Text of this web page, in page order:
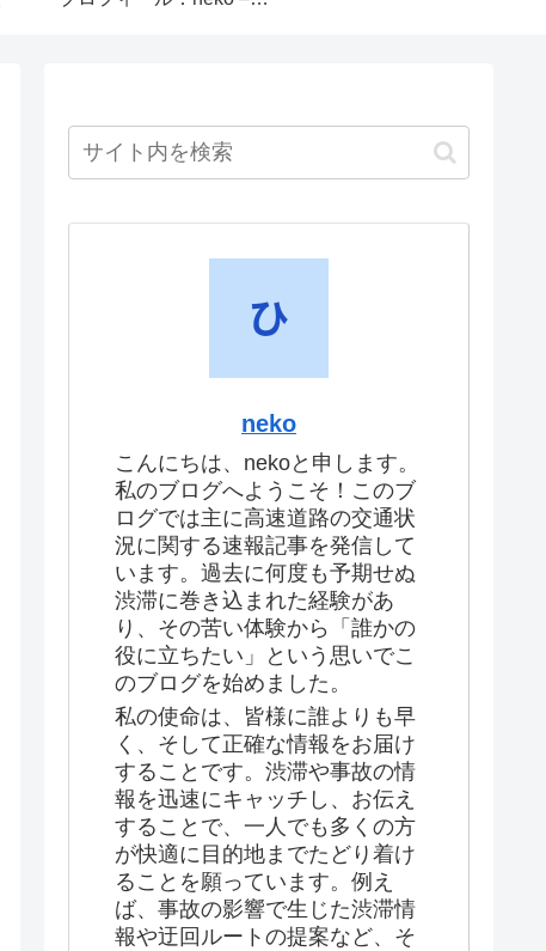
neko
こんにちは、nekoと申します。
私のブログへようこそ！このブ
ログでは主に高速道路の交通状
況に関する速報記事を発信して
います。過去に何度も予期せぬ
渋滞に巻き込まれた経験があ
り、その苦い体験から「誰かの
役に立ちたい」という思いでこ
のブログを始めました。
私の使命は、皆様に誰よりも早
く、そして正確な情報をお届け
することです。渋滞や事故の情
報を迅速にキャッチし、お伝え
することで、一人でも多くの方
が快適に目的地までたどり着け
ることを願っています。例え
ば、事故の影響で生じた渋滞情
報や迂回ルートの提案など、そ